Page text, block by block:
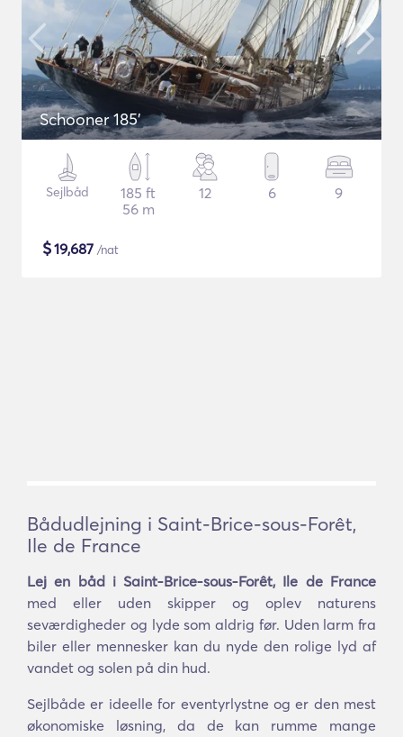
Schooner 185'
Sejlbåd
185 ft
56 m
12 6 9
$19,687 /nat
Bådudlejning i Saint-Brice-sous-Forêt,
Ile de France
Lej en båd i Saint-Brice-sous-Forêt, Ile de France
med eller uden skipper og oplev naturens
seværdigheder og lyde som aldrig før. Uden larm fra
biler eller mennesker kan du nyde den rolige lyd af
vandet og solen på din hud.
Sejlbåde er ideelle for eventyrlystne og er den mest
økonomiske løsning, da de kan rumme mange